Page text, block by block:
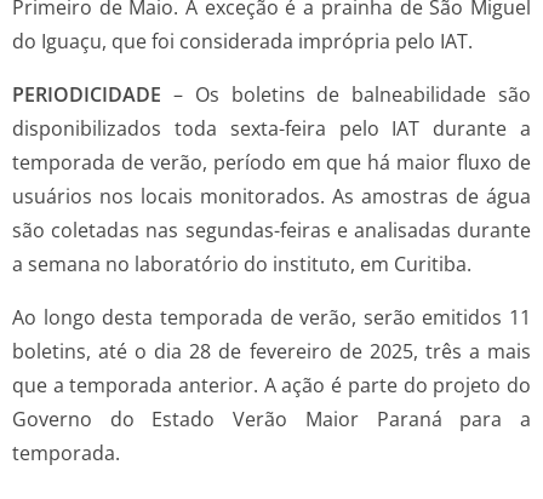
Primeiro de Maio. A exceção é a prainha de São Miguel
do Iguaçu, que foi considerada imprópria pelo IAT.
PERIODICIDADE – Os boletins de balneabilidade são
disponibilizados toda sexta-feira pelo IAT durante a
temporada de verão, período em que há maior fluxo de
usuários nos locais monitorados. As amostras de água
são coletadas nas segundas-feiras e analisadas durante
a semana no laboratório do instituto, em Curitiba.
Ao longo desta temporada de verão, serão emitidos 11
boletins, até o dia 28 de fevereiro de 2025, três a mais
que a temporada anterior. A ação é parte do projeto do
Governo do Estado Verão Maior Paraná para a
temporada.